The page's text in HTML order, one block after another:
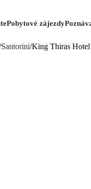
Pobytové zájezdy
Santorini/King Thiras Hotel